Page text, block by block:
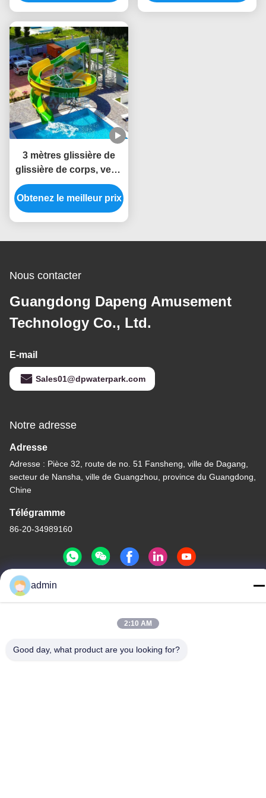
de vacances
3 mètres glissière de
glissière de corps, verte
et jaune ouverte de haut
de piscine
Obtenez le meilleur prix
Nous contacter
Guangdong Dapeng Amusement
Technology Co., Ltd.
E-mail
Sales01@dpwaterpark.com
Notre adresse
Adresse
Adresse : Pièce 32, route de no. 51 Fansheng, ville de Dagang,
secteur de Nansha, ville de Guangzhou, province du Guangdong,
Chine
Télégramme
86-20-34989160
Politique de confidentialité|Plan du site
Chine Bonne qualité Glissière de parc aquatique Le fournisseur.
Tous les droits réservés.
admin
2:10 AM
Good day, what product are you looking for?